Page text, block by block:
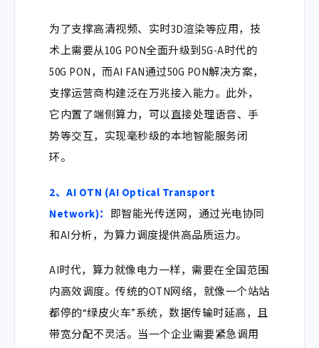
为了支撑高清视频、实时3D渲染等应用，技
术上需要从10G PON全面升级到5G-A时代的
50G PON，而AI FAN通过50G PON解决方案，
支撑运营商构建泛在万兆接入能力。此外，
它内置了端侧算力，可以直接处理语音、手
势等交互，实现毫秒级的本地智能服务闭
环。
2、AI OTN (AI Optical Transport
Network)： 即智能光传送网，通过光电协同
和AI分析，为算力调度提供高品质运力。
AI时代，算力就像电力一样，需要在全国范围
内高效调度。传统的OTN网络，就像一个站站
都停的“绿皮火车”系统，数据传输时延高，且
带宽分配不灵活。当一个企业需要紧急调用